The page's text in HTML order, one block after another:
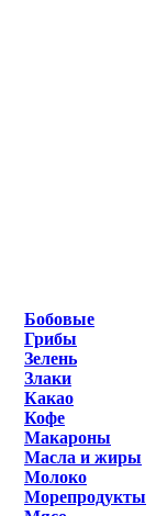
Бобовые
Грибы
Зелень
Злаки
Какао
Кофе
Макароны
Масла и жиры
Молоко
Морепродукты